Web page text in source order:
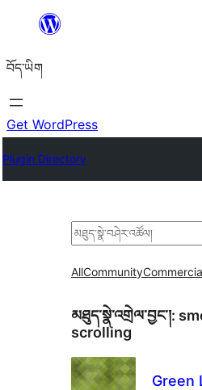
content
བོད་ཡིག
Get WordPress
Plugin Directory
བཤེར་
AllCommunity
མཐུད་སྣེ་འགྲེལ་བྱང་།:
scrolling
Green